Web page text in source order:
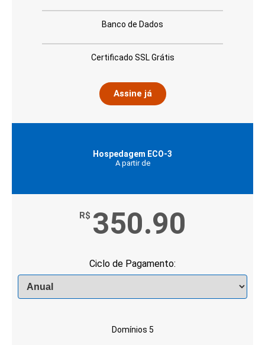
Banco de Dados
Certificado SSL Grátis
Assine já
Hospedagem ECO-3
A partir de
R$ 350.90
Ciclo de Pagamento:
Domínios 5